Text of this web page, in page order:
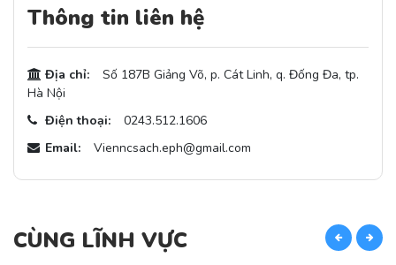
Thông tin liên hệ
Địa chỉ:
Số 187B Giảng Võ, p. Cát Linh, q. Đống Đa, tp.
Hà Nội
Điện thoại:
0243.512.1606
Email:
Vienncsach.eph@gmail.com
CÙNG LĨNH VỰC